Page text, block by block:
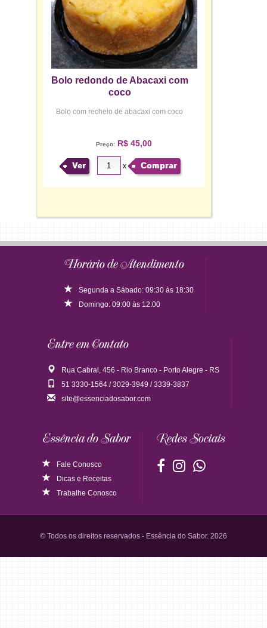
Bolo redondo de Abacaxi com
coco
Bolo com recheio de abacaxi com coco
Preço:R$ 45,00
Ver x Comprar
Horário de Atendimento
Segunda a Sábado: 09:30 às 18:30
Domingo: 09:00 às 12:00
Entre em Contato
Rua Cabral, 456 - Rio Branco - Porto Alegre - RS
51 3330-1564 / 3029-3949 / 3339-3837
site@essenciadosabor.com
Essência do Sabor
Fale Conosco
Dicase Receitas
Trabalhe Conosco
Redes Sociais
© Todos os direitos reservados - Essência do Sabor. 2026